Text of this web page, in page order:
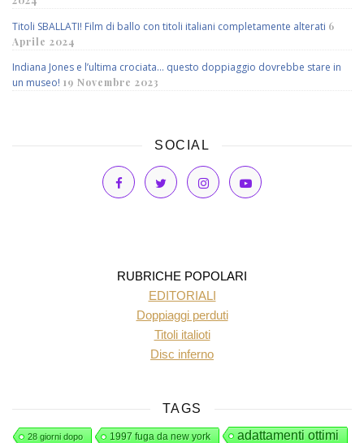
Titoli SBALLATI! Film di ballo con titoli italiani completamente alterati 6
Aprile 2024
Indiana Jones e l’ultima crociata… questo doppiaggio dovrebbe stare in
un museo! 19 Novembre 2023
SOCIAL
RUBRICHE POPOLARI
EDITORIALI
Doppiaggi perduti
Titoli italioti
Disc inferno
TAGS
28 giorni dopo 1997 fuga da new york adattamenti ottimi